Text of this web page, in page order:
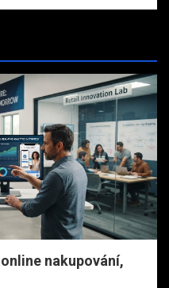
nakupování,